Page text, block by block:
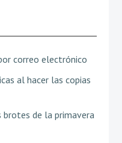
correo electrónico
al hacer las copias
de la primavera